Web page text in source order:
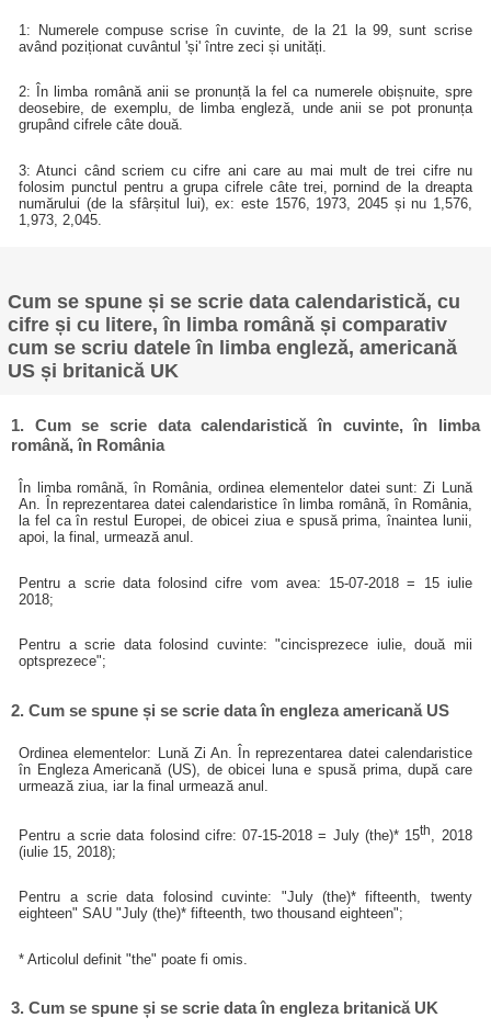
1: Numerele compuse scrise în cuvinte, de la 21 la 99, sunt scrise
având poziționat cuvântul 'și' între zeci și unități.
2: În limba română anii se pronunță la fel ca numerele obișnuite, spre
deosebire, de exemplu, de limba engleză, unde anii se pot pronunța
grupând cifrele câte două.
3: Atunci când scriem cu cifre ani care au mai mult de trei cifre nu
folosim punctul pentru a grupa cifrele câte trei, pornind de la dreapta
numărului (de la sfârșitul lui), ex: este 1576, 1973, 2045 și nu 1,576,
1,973, 2,045.
Cum se spune și se scrie data calendaristică, cu
cifre și cu litere, în limba română și comparativ
cum se scriu datele în limba engleză, americană
US și britanică UK
1. Cum se scrie data calendaristică în cuvinte, în limba
română, în România
În limba română, în România, ordinea elementelor datei sunt: Zi Lună
An. În reprezentarea datei calendaristice în limba română, în România,
la fel ca în restul Europei, de obicei ziua e spusă prima, înaintea lunii,
apoi, la final, urmează anul.
Pentru a scrie data folosind cifre vom avea: 15-07-2018 = 15 iulie
2018;
Pentru a scrie data folosind cuvinte: "cincisprezece iulie, două mii
optsprezece";
2. Cum se spune și se scrie data în engleza americană US
Ordinea elementelor: Lună Zi An. În reprezentarea datei calendaristice
în Engleza Americană (US), de obicei luna e spusă prima, după care
urmează ziua, iar la final urmează anul.
Pentru a scrie data folosind cifre: 07-15-2018 = July (the)* 15th
, 2018
(iulie 15, 2018);
Pentru a scrie data folosind cuvinte: "July (the)* fifteenth, twenty
eighteen" SAU "July (the)* fifteenth, two thousand eighteen";
* Articolul definit "the" poate fi omis.
3. Cum se spune și se scrie data în engleza britanică UK